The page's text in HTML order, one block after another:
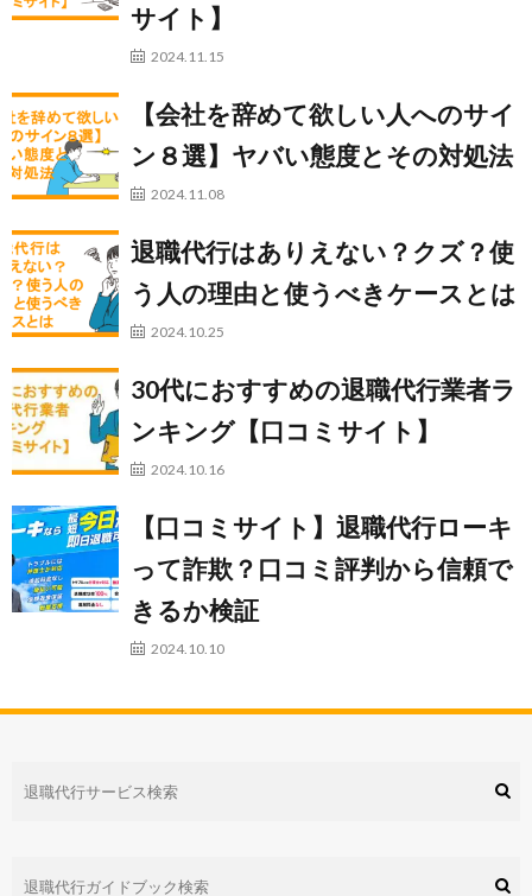
サイト】
2024.11.15
【会社を辞めて欲しい人へのサイ
ン８選】ヤバい態度とその対処法
2024.11.08
退職代行はありえない？クズ？使
う人の理由と使うべきケースとは
2024.10.25
30代におすすめの退職代行業者ラ
ンキング【口コミサイト】
2024.10.16
【口コミサイト】退職代行ローキ
って詐欺？口コミ評判から信頼で
きるか検証
2024.10.10